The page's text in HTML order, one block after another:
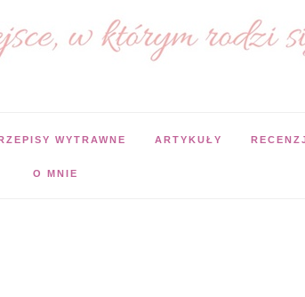
WYTRAWNE ARTYKUŁY
O MNIE